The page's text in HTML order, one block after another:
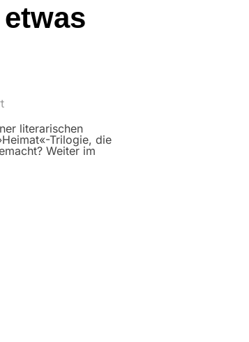
literarischen
Trilogie, die
Weiter im